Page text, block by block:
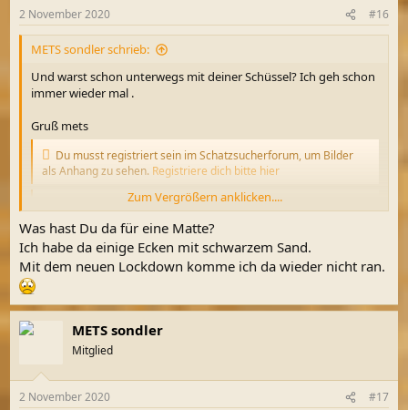
e
n
2 November 2020 #16
METS sondler schrieb:
Und warst schon unterwegs mit deiner Schüssel? Ich geh schon
immer wieder mal .
Gruß mets
Du musst registriert sein im Schatzsucherforum, um Bilder
als Anhang zu sehen. Registriere dich bitte hier
Du musst registriert sein im Schatzsucherforum, um Bilder
als Anhang zu sehen. Registriere dich bitte hier
Zum Vergrößern anklicken....
Was hast Du da für eine Matte?
Ich habe da einige Ecken mit schwarzem Sand.
Mit dem neuen Lockdown komme ich da wieder nicht ran.
METS sondler
Mitglied
2 November 2020 #17